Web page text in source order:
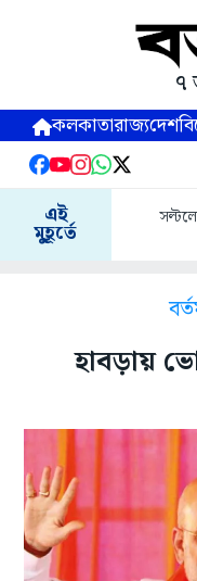
৭
কলকাতারাজ্যদেশ
এই
মুহূর্তে
হাবড়ায়